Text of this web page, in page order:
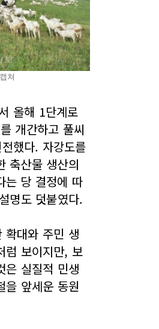
쳐
올해 1단계로
개간하고 풀씨
했다. 자강도를
축산물 생산의
는 당 결정에 따
명도 덧붙였다.
확대와 주민 생
럼 보이지만, 보
은 실질적 민생
을 앞세운 동원